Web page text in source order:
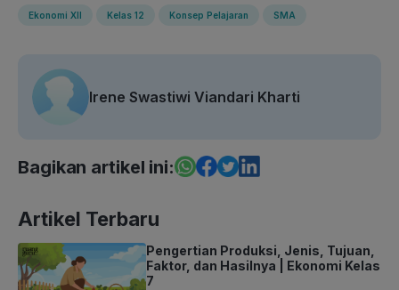
Ekonomi XII Kelas 12 Konsep Pelajaran SMA
Irene Swastiwi Viandari Kharti
Bagikan artikel ini:
Artikel Terbaru
Pengertian Produksi, Jenis, Tujuan,
Faktor, dan Hasilnya | Ekonomi Kelas
7